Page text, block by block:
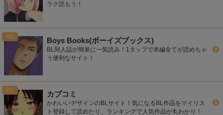
ラク読もう！
Boys Books(ボーイズブックス)
BL同人誌が簡単に一気読み！1タップで本編全てが読めちゃ
う便利なサイト！
カプコミ
かわいいデザインのBLサイト！気になるBL作品をマイリス
ト登録して読めたり、ランキングで人気作品が丸わかり！